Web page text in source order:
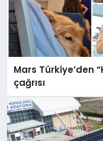
Mars Türkiye’den
çağrısı